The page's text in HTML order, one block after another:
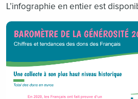
L’infographie en entier est